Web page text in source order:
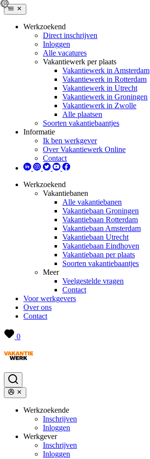
Werkzoekend
Direct inschrijven
Inloggen
Alle vacatures
Vakantiewerk per plaats
Vakantiewerk in Amsterdam
Vakantiewerk in Rotterdam
Vakantiewerk in Utrecht
Vakantiewerk in Groningen
Vakantiewerk in Zwolle
Alle plaatsen
Soorten vakantiebaantjes
Informatie
Ik ben werkgever
Over Vakantiewerk Online
Contact
Werkzoekend
Vakantiebanen
Alle vakantiebanen
Vakantiebaan Groningen
Vakantiebaan Rotterdam
Vakantiebaan Amsterdam
Vakantiebaan Utrecht
Vakantiebaan Eindhoven
Vakantiebaan per plaats
Soorten vakantiebaantjes
Meer
Veelgestelde vragen
Contact
Voor werkgevers
Over ons
Contact
0
Werkzoekende
Inschrijven
Inloggen
Werkgever
Inschrijven
Inloggen